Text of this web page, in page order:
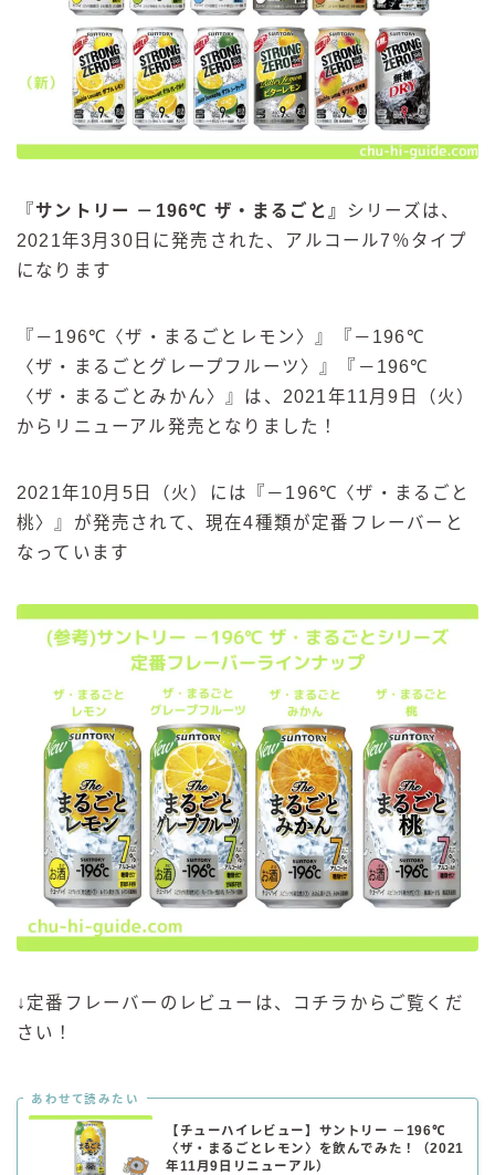
『サントリー －196℃ ザ・まるごと』 シリーズは、
2021年3月30日に発売された、アルコール7％タイプ
になります
『－196℃〈ザ・まるごとレモン〉』『－196℃
〈ザ・まるごとグレープフルーツ〉』『－196℃
〈ザ・まるごとみかん〉』は、2021年11月9日（火）
からリニューアル発売となりました！
2021年10月5日（火）には『－196℃〈ザ・まるごと
桃〉』が発売されて、現在4種類が定番フレーバーと
なっています
↓定番フレーバーのレビューは、コチラからご覧くだ
さい！
あわせて読みたい
【チューハイレビュー】サントリー －196℃
〈ザ・まるごとレモン〉を飲んでみた！（2021
年11月9日リニューアル）